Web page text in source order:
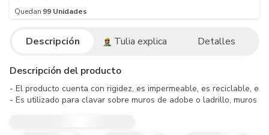
Quedan 99 Unidades
Descripción Tulia explica Detalles
Descripción del producto
- El producto cuenta con rigidez, es impermeable, es reciclable,
- Es utilizado para clavar sobre muros de adobe o ladrillo, muros